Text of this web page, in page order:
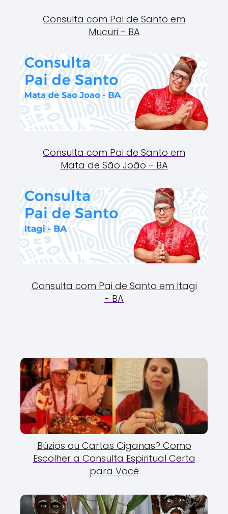
Consulta com Pai de Santo em
Mucuri - BA
Consulta com Pai de Santo em
Mata de São João - BA
Consulta com Pai de Santo em Itagi
- BA
Búzios ou Cartas Ciganas? Como
Escolher a Consulta Espiritual Certa
para Você